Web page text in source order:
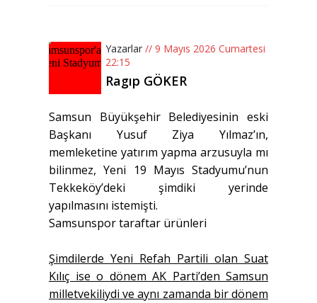
Yazarlar // 9 Mayıs 2026 Cumartesi
22:15
Ragıp GÖKER
Samsun Büyükşehir Belediyesinin eski
Başkanı Yusuf Ziya Yılmaz’ın,
memleketine yatırım yapma arzusuyla mı
bilinmez, Yeni 19 Mayıs Stadyumu’nun
Tekkeköy’deki şimdiki yerinde
yapılmasını istemişti.
Samsunspor taraftar ürünleri
Şimdilerde Yeni Refah Partili olan Suat
Kılıç ise o dönem AK Parti’den Samsun
milletvekiliydi ve aynı zamanda bir dönem